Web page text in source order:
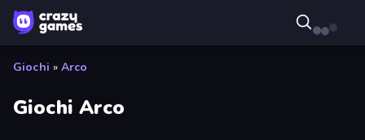
Giochi » Arco
Giochi Arco